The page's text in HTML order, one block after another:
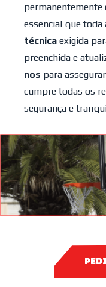
permanentemente
essencial que toda
técnica exigida
preenchida e
nos para
cumpre todas os
segurança e